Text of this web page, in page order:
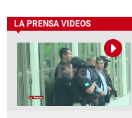
LA PRENSA VIDEOS